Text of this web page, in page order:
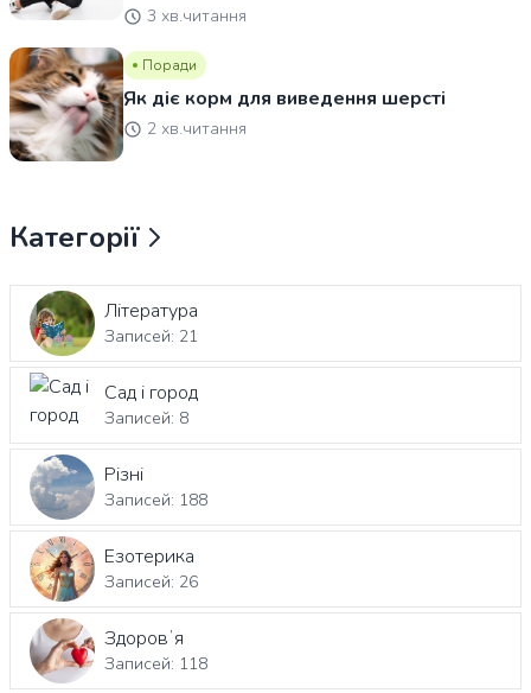
3 хв.читання
Поради
Як діє корм для виведення шерсті
2 хв.читання
Категорії
Література
Записей: 21
Сад і город
Записей: 8
Різні
Записей: 188
Езотерика
Записей: 26
Здоровʼя
Записей: 118